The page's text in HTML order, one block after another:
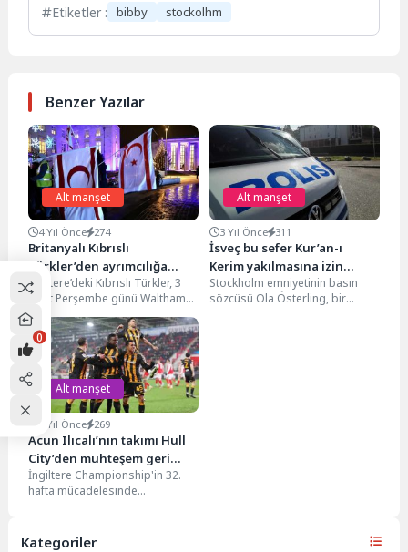
Etiketler : bibby stockolhm
Benzer Yazılar
Alt manşet
4 Yıl Önce 274
Britanyalı Kıbrıslı
Türkler’den ayrımcılığa
karşı 2. bayrak protestosu
Ngiltere’deki Kıbrıslı Türkler, 3
Mart Perşembe günü Waltham
Forest Belediye Binası (E17 4JF)
önünde Belediye...
Alt manşet
3 Yıl Önce 311
İsveç bu sefer Kur’an-ı
Kerim yakılmasına izin
vermedi
Stockholm emniyetinin basın
sözcüsü Ola Österling, bir
Alt manşet
2 Yıl Önce 269
Acun Ilıcalı’nın takımı Hull
City’den muhteşem geri
dönüş
İngiltere Championship'in 32.
hafta mücadelesinde
Kategoriler
0